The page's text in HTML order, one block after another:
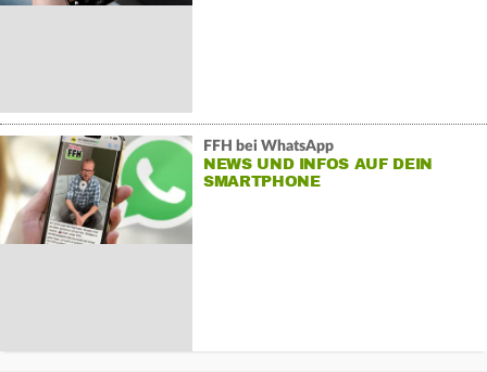
FFH bei WhatsApp
NEWS UND INFOS AUF DEIN
SMARTPHONE